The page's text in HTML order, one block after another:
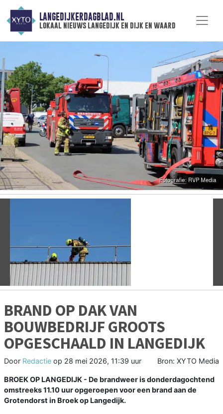
LANGEDIJKERDAGBLAD.NL
lokaal nieuws langedijk en dijk en waard
Vorige
BRAND OP DAK VAN
BOUWBEDRIJF GROOTS
OPGESCHAALD IN LANGEDIJK
Door Redactie op 28 mei 2026, 11:39 uur Bron: XYTO Media
BROEK OP LANGEDIJK - De brandweer is donderdagochtend
omstreeks 11.10 uur opgeroepen voor een brand aan de
Grotendorst in Broek op Langedijk.